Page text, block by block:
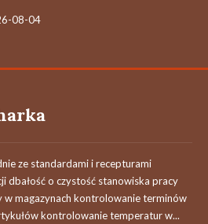
08-04
ze standardami i recepturami
dbałość o czystość stanowiska pracy
magazynach kontrolowanie terminów
kontrolowanie temperatur w...